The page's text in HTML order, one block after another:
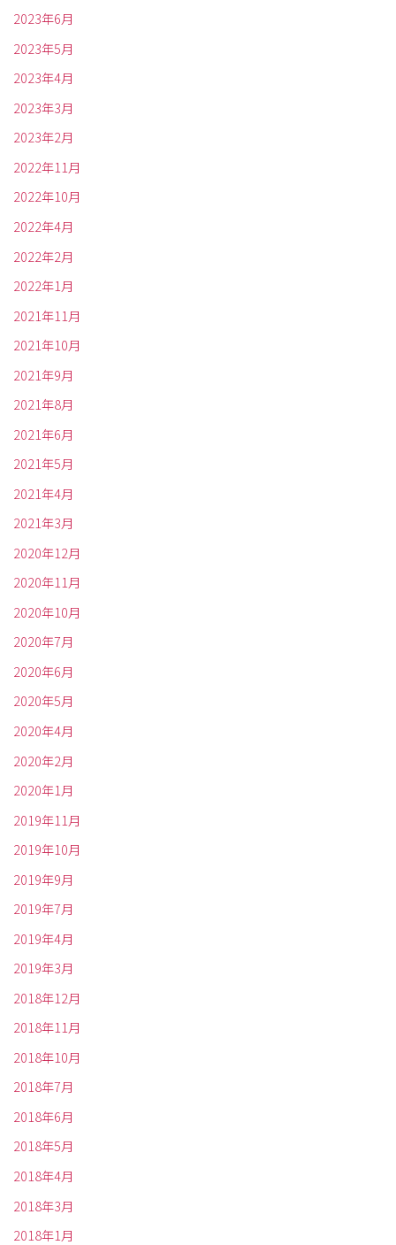
2023年6月
2023年5月
2023年4月
2023年3月
2023年2月
2022年11月
2022年10月
2022年4月
2022年2月
2022年1月
2021年11月
2021年10月
2021年9月
2021年8月
2021年6月
2021年5月
2021年4月
2021年3月
2020年12月
2020年11月
2020年10月
2020年7月
2020年6月
2020年5月
2020年4月
2020年2月
2020年1月
2019年11月
2019年10月
2019年9月
2019年7月
2019年4月
2019年3月
2018年12月
2018年11月
2018年10月
2018年7月
2018年6月
2018年5月
2018年4月
2018年3月
2018年1月